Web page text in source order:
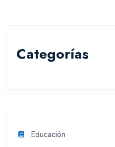
Categorías
Educación